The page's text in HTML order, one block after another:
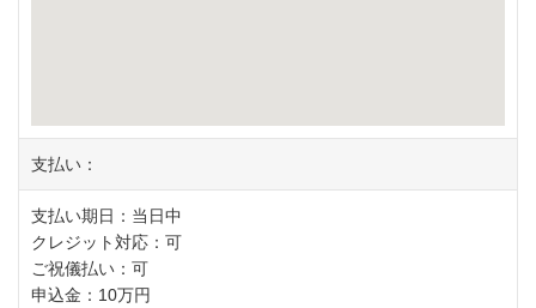
支払い：
支払い期日：当日中
クレジット対応：可
ご祝儀払い：可
申込金：10万円